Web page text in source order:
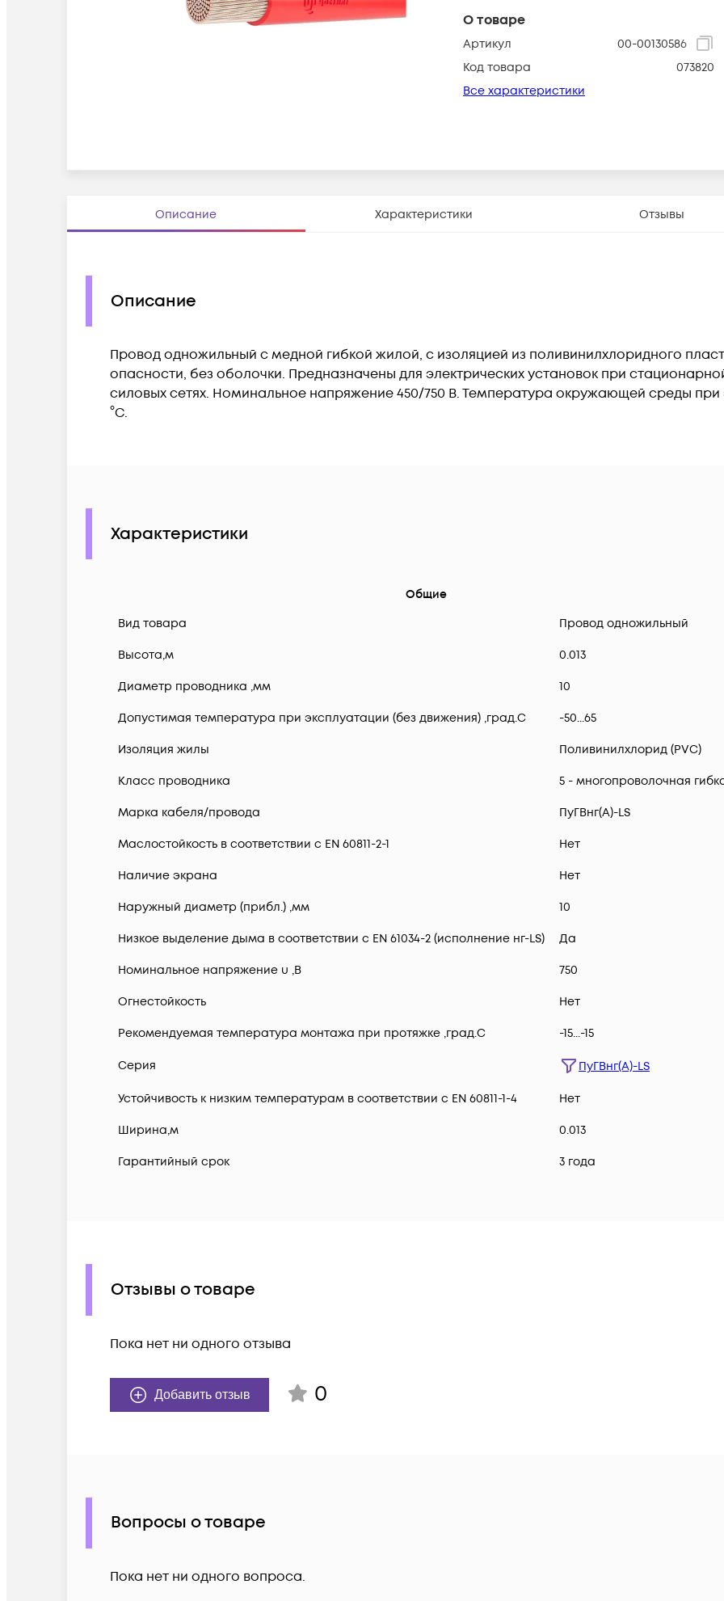
О товаре
Артикул
00-00130586
Код товара
073820
Все характеристики
Описание Характеристики Отзывы
Описание
Провод одножильный с медной гибкой жилой, с изоляцией из поливинилхлоридного
опасности, без оболочки. Предназначены для электрических установок при
силовых сетях. Номинальное напряжение 450/750 В. Температура окружающей среды при
°C.
Характеристики
Общие
Вид товара
Провод одножильный
Высота,м 0.013
Диаметр проводника ,мм 10
Допустимая температура при эксплуатации (без движения) ,град.C -50...65
Изоляция жилы Поливинилхлорид (PVC)
Класс проводника 5 - многопроволочная
Марка кабеля/провода ПуГВнг(А)-LS
Маслостойкость в соответствии с EN 60811-2-1 Нет
Наличие экрана Нет
Наружный диаметр (прибл.) ,мм 10
Низкое выделение дыма в соответствии с EN 61034-2 (исполнение нг-LS) Да
Номинальное напряжение u ,В 750
Огнестойкость Нет
Рекомендуемая температура монтажа при протяжке ,град.C -15...-15
Серия ПуГВнг(А)-LS
Устойчивость к низким температурам в соответствии с EN 60811-1-4 Нет
Ширина,м 0.013
Гарантийный срок 3 года
Отзывы о товаре
Пока нет ни одного отзыва
Добавить отзыв 0
Вопросы о товаре
Пока нет ни одного вопроса.